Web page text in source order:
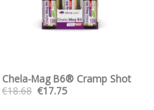
Chela-Mag B6® Cramp Shot
€18.68 Первоначальная
€17.75Текущая